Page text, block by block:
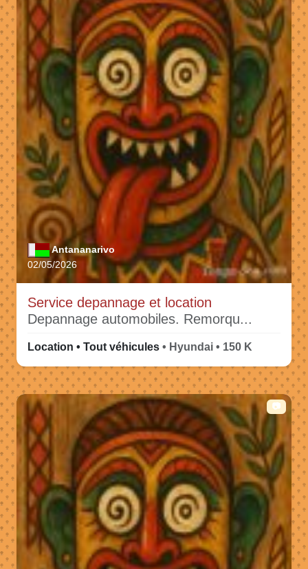
Antananarivo
02/05/2026
Service depannage et location
Depannage automobiles. Remorqu...
Location • Tout véhicules • Hyundai • 150 K
📷